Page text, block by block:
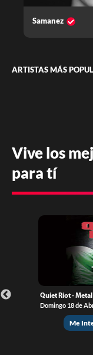
Samanez
ARTISTAS MÁS
Vive los
para tí
Quiet Riot -
Domingo 18 de
Me